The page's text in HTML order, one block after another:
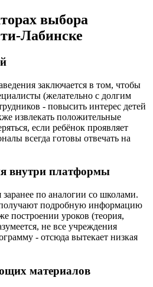
выбора
Лабинске
заключается в том, чтобы
(желательно с долгим
- повысить интерес детей
извлекать положительные
если ребёнок проявляет
всегда готовы отвечать на
внутри платформы
по аналогии со школами.
подробную информацию
построении уроков (теория,
не все учреждения
- отсюда вытекает низкая
материалов